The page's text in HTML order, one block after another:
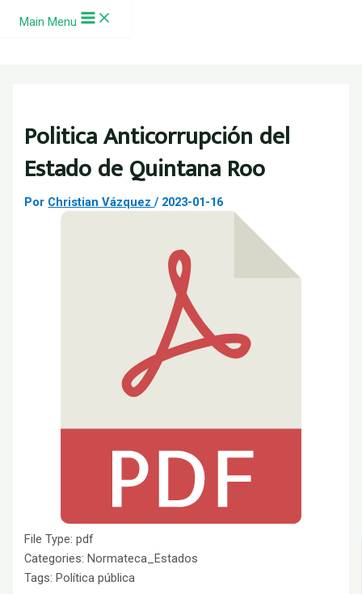
Ir al contenido
Main Menu
Politica Anticorrupción del
Estado de Quintana Roo
Por Christian Vázquez/ 2023-01-16
File Type:pdf
Categories:Normateca_Estados
Tags:Política pública